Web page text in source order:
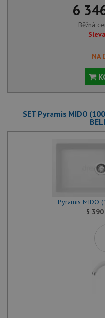
6
Běžná
NA
SET Pyramis MIDO
Pyramis MIDO
5 390